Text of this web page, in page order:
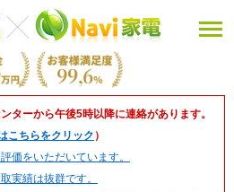
ターから午後5時以降に連絡があります。
こちらをクリック ）
価をいただいています。
実績は抜群です。